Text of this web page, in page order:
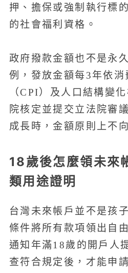
押、擔保或強制執行標
的社會福利資格。
政府撥款金額也不是永
例，發放金額每3年依消
（CPI）及人口結構變
院核定並提交立法院審
成長時，金額原則上不
18歲後怎麼領未來
類用途證明
台灣未來帳戶並不是孩
條件將所有款項領出自
通知年滿18歲的開戶人
查符合規定後，才能申